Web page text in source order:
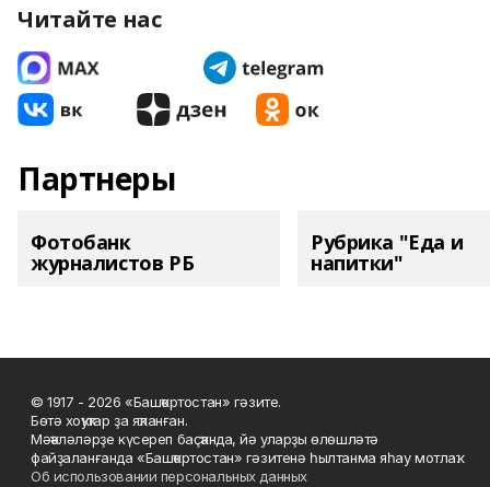
Читайте нас
Партнеры
Фотобанк
журналистов РБ
Рубрика "Еда и
напитки"
© 1917 - 2026 «Башҡортостан» гәзите.
Бөтә хоҡуҡтар ҙа яҡланған.
Мәҡәләләрҙе күсереп баҫҡанда, йә уларҙы өлөшләтә
файҙаланғанда «Башҡортостан» гәзитенә һылтанма яһау мотлаҡ.
Об использовании персональных данных